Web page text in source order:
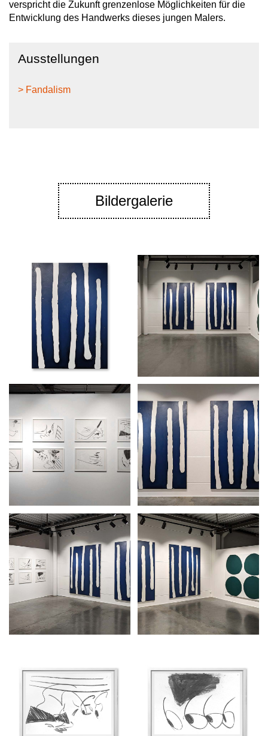
verspricht die Zukunft grenzenlose Möglichkeiten für die
Entwicklung des Handwerks dieses jungen Malers.
Ausstellungen
> Fandalism
Bildergalerie